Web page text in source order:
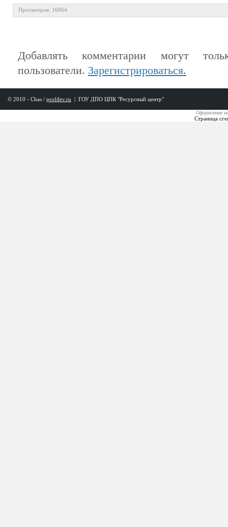
Просмотров: 16964
Добавлять комментарии могут
пользователи. Зарегистрироваться.
© 2010 - Chas / profdev.ru | ГОУ ДПО ЦПК "Ресурсный центр"
Оформление
Страница